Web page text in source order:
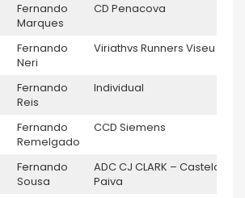
Fernando
Marques
CD Penacova
Fernando
Neri
Viriathvs Runners Viseu
Fernando
Reis
Individual
Fernando
Remelgado
CCD Siemens
Fernando
Sousa
ADC CJ CLARK – Castelo de
Paiva